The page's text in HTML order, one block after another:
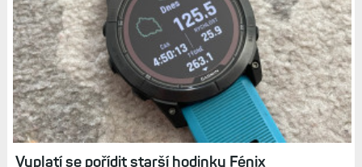
Nejzajímavější hodinky: Univerzální, s nejlepším
poměrem ceny výkonu, s nejdelší výdrží či
odolností